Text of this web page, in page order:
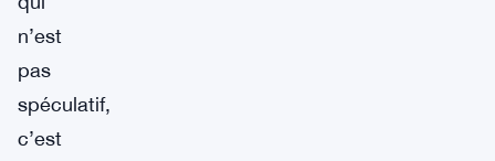
n’est
pas
spéculatif,
c’est